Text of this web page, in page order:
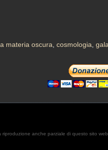
materia oscura, cosmologia,
anche parziale di questo sito